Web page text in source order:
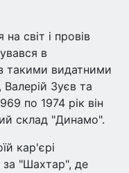
світ і провів
в
такими видатними
Зуєв та
по 1974 рік він
склад "Динамо".
кар'єрі
за "Шахтар", де